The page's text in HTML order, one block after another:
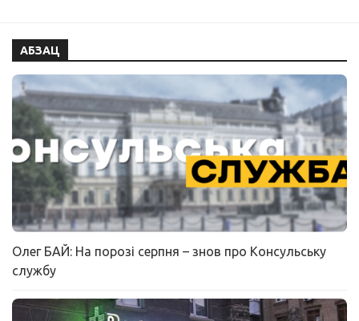
АБЗАЦ
Олег БАЙ: На порозі серпня – знов про Консульську
службу